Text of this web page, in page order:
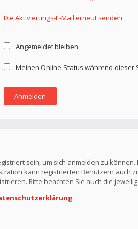
Die Aktivierungs-E-Mail erneut senden
Angemeldet bleiben
Meinen Online-Status während dieser
sein, um sich anmelden zu
kann registrierten Benutzern auch
Bitte beachten Sie auch die